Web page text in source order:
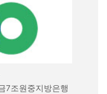
7조원중지방은행